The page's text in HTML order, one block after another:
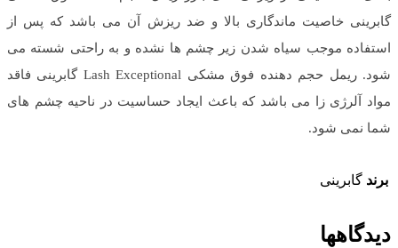
گابرینی خاصیت ماندگاری بالا و ضد ریزش آن می باشد که پس از
استفاده موجب سیاه شدن زیر چشم ها نشده و به راحتی شسته می
شود. ریمل حجم دهنده فوق مشکی Lash Exceptional گابرینی فاقد
مواد آلرژی زا می باشد که باعث ایجاد حساسیت در ناحیه چشم های
شما نمی شود.
برند گابرینی
دیدگاهها